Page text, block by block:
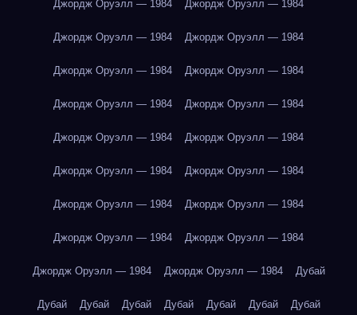
Джордж Оруэлл — 1984 Джордж Оруэлл — 1984
Джордж Оруэлл — 1984 Джордж Оруэлл — 1984
Джордж Оруэлл — 1984 Джордж Оруэлл — 1984
Джордж Оруэлл — 1984 Джордж Оруэлл — 1984
Джордж Оруэлл — 1984 Джордж Оруэлл — 1984
Джордж Оруэлл — 1984 Джордж Оруэлл — 1984
Джордж Оруэлл — 1984 Джордж Оруэлл — 1984
Джордж Оруэлл — 1984 Джордж Оруэлл — 1984
Джордж Оруэлл — 1984 Джордж Оруэлл — 1984 Дубай
Дубай Дубай Дубай Дубай Дубай Дубай Дубай